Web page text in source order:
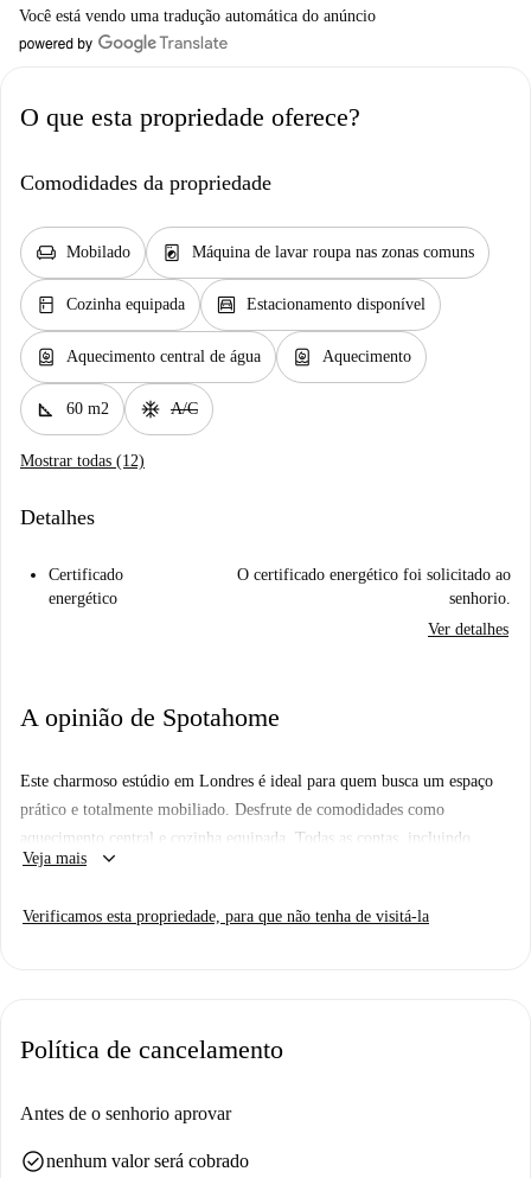
Você está vendo uma tradução automática do anúncio
O que esta propriedade oferece?
Comodidades da propriedade
chair Mobilado local_laundry_service Máquina de lavar roupa nas zonas comuns
kitchen Cozinha equipada garage Estacionamento disponível
water_heater Aquecimento central de água water_heater Aquecimento
square_foot 60 m2 ac_unit A/C
Mostrar todas (12)
Detalhes
Certificado
energético
O certificado energético foi solicitado ao
senhorio.
Ver detalhes
A opinião de Spotahome
Este charmoso estúdio em Londres é ideal para quem busca um espaço
prático e totalmente mobiliado. Desfrute de comodidades como
aquecimento central e cozinha equipada. Todas as contas, incluindo
eletricidade, água, gás e Wi-Fi, estão incluídas no aluguel. Observe que
imóvel foi verificado pessoalmente por um homechecker da Spotahome
Authentic Caribbean Food. Além disso, o Asda Market é de fácil acesso
coração de Londres.
Veja mais keyboard_arrow_down
Verificamos esta propriedade, para que não tenha de visitá-la
Política de cancelamento
Antes de o senhorio aprovar
check_circlenenhum valor será cobrado